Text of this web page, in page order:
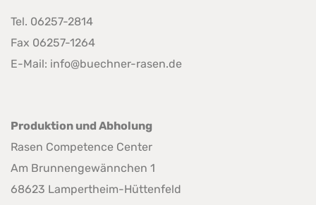
Tel. 06257-2814
Fax 06257-1264
E-Mail: info@buechner-rasen.de
Produktion und Abholung
Rasen Competence Center
Am Brunnengewännchen 1
68623 Lampertheim-Hüttenfeld